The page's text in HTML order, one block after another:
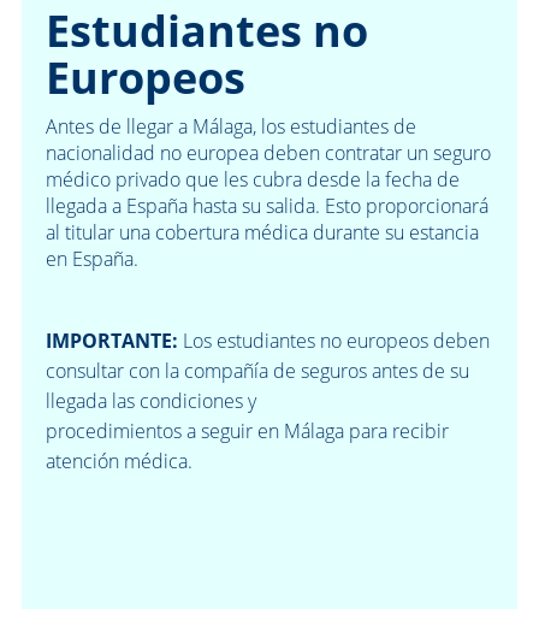
Estudiantes no
Europeos
Antes de llegar a Málaga, los estudiantes de
nacionalidad no europea deben contratar un seguro
médico privado que les cubra desde la fecha de
llegada a España hasta su salida. Esto proporcionará
al titular una cobertura médica durante su estancia
en España.
IMPORTANTE: Los estudiantes no europeos deben
consultar con la compañía de seguros antes de su
llegada las condiciones y
procedimientos a seguir en Málaga para recibir
atención médica.